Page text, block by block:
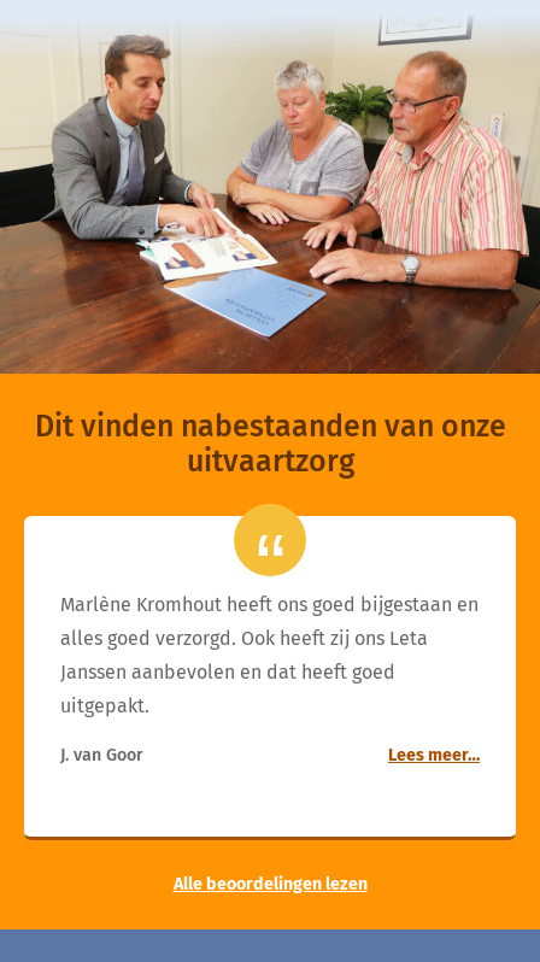
Dit vinden nabestaanden van onze
uitvaartzorg
Marlène Kromhout heeft ons goed bijgestaan en
alles goed verzorgd. Ook heeft zij ons Leta
Janssen aanbevolen en dat heeft goed
uitgepakt.
J. van Goor Lees meer…
Alle beoordelingen lezen